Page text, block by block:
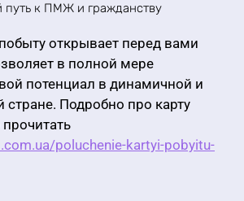
к ПМЖ и гражданству
открывает перед вами
в полной мере
потенциал в динамичной и
стране. Подробно про карту
poluchenie-kartyi-pobyitu-